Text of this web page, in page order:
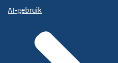
AI-gebruik